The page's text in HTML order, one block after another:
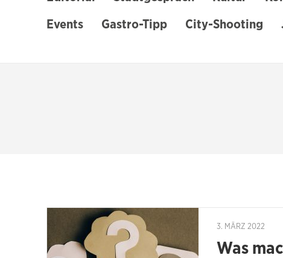
Events Gastro-Tipp City-Shooting
3. MÄRZ 2022
Was